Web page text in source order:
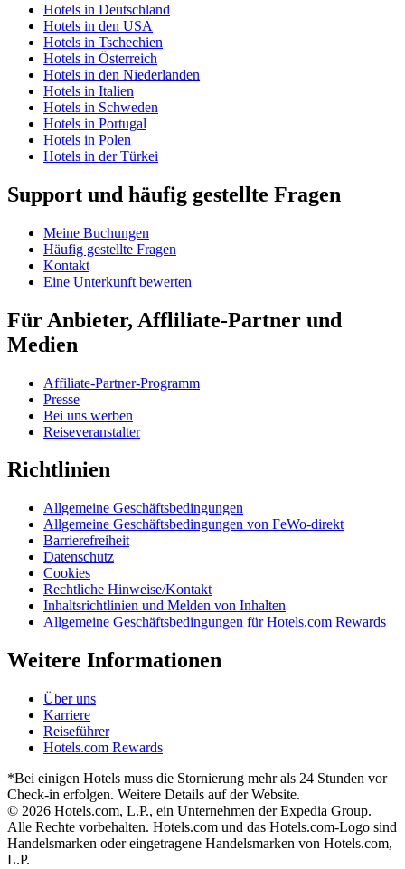
Hotels in Deutschland
Hotels in den USA
Hotels in Tschechien
Hotels in Österreich
Hotels in den Niederlanden
Hotels in Italien
Hotels in Schweden
Hotels in Portugal
Hotels in Polen
Hotels in der Türkei
Support und häufig gestellte Fragen
Meine Buchungen
Häufig gestellte Fragen
Kontakt
Eine Unterkunft bewerten
Für Anbieter, Affliliate-Partner und
Medien
Affiliate-Partner-Programm
Presse
Bei uns werben
Reiseveranstalter
Richtlinien
Allgemeine Geschäftsbedingungen
Allgemeine Geschäftsbedingungen von FeWo-direkt
Barrierefreiheit
Datenschutz
Cookies
Rechtliche Hinweise/Kontakt
Inhaltsrichtlinien und Melden von Inhalten
Allgemeine Geschäftsbedingungen für Hotels.com Rewards
Weitere Informationen
Über uns
Karriere
Reiseführer
Hotels.com Rewards
*Bei einigen Hotels muss die Stornierung mehr als 24 Stunden vor
Check-in erfolgen. Weitere Details auf der Website.
© 2026 Hotels.com, L.P., ein Unternehmen der Expedia Group.
Alle Rechte vorbehalten. Hotels.com und das Hotels.com-Logo sind
Handelsmarken oder eingetragene Handelsmarken von Hotels.com,
L.P.